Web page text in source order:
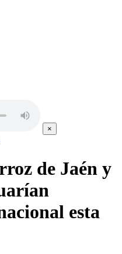
×
de Jaén y
esta